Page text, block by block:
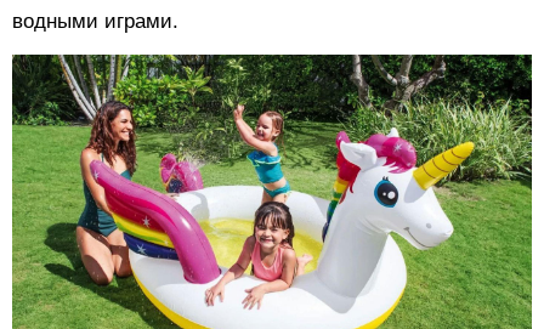
водными играми.